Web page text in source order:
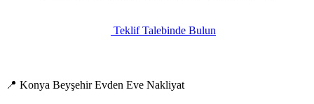
Teklif Talebinde Bulun
📍 Konya Beyşehir Evden Eve Nakliyat